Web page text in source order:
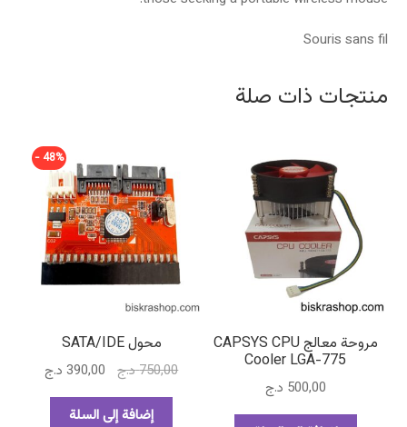
Souris sans fil
منتجات ذات صلة
مروحة معالج CAPSYS CPU
Cooler LGA-775
500,00 د.ج
محول SATA/IDE
48% -
750,00د.ج
السعر
الأصلي
هو:
390,00 د.جالسعر
إضافة إلى السلة